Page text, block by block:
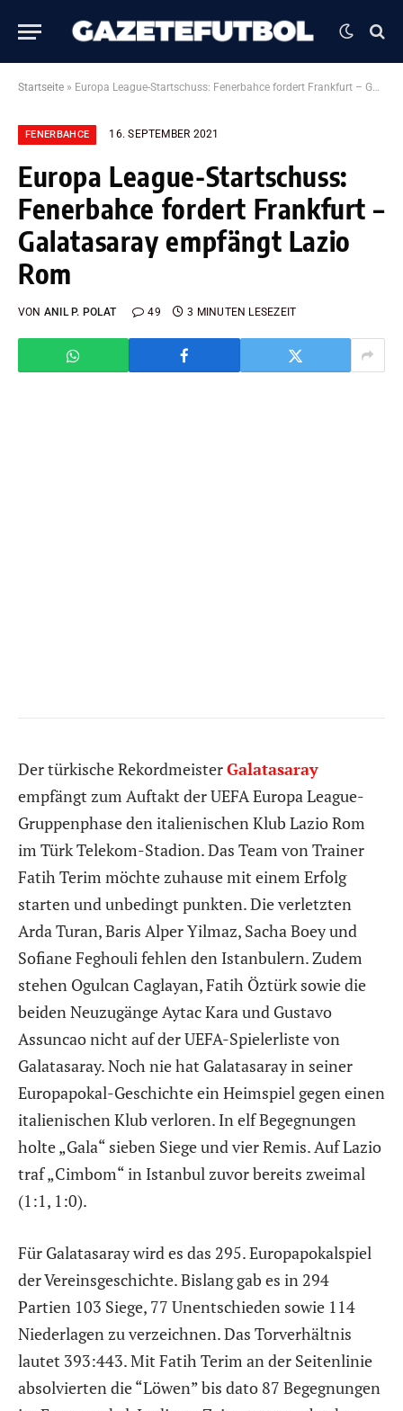
Startseite » Europa League-Startschuss: Fenerbahce fordert Frankfurt – Galatasaray empfängt Lazio Rom
FENERBAHCE 16. SEPTEMBER 2021
Europa League-Startschuss:
Fenerbahce fordert Frankfurt –
Galatasaray empfängt Lazio
Rom
VON ANIL P. POLAT 49 3 MINUTEN LESEZEIT
Der türkische RekordmeisterGalatasaray
empfängt zum Auftakt der UEFA Europa League-
Gruppenphase den italienischen Klub Lazio Rom
im Türk Telekom-Stadion. Das Team von Trainer
Fatih Terim möchte zuhause mit einem Erfolg
starten und unbedingt punkten. Die verletzten
Arda Turan, Baris Alper Yilmaz, Sacha Boey und
Sofiane Feghouli fehlen den Istanbulern. Zudem
stehen Ogulcan Caglayan, Fatih Öztürk sowie die
beiden Neuzugänge Aytac Kara und Gustavo
Assuncao nicht auf der UEFA-Spielerliste von
Galatasaray. Noch nie hat Galatasaray in seiner
Europapokal-Geschichte ein Heimspiel gegen einen
italienischen Klub verloren. In elf Begegnungen
holte „Gala“ sieben Siege und vier Remis. Auf Lazio
traf „Cimbom“ in Istanbul zuvor bereits zweimal
(1:1, 1:0).
Für Galatasaray wird es das 295. Europapokalspiel
der Vereinsgeschichte. Bislang gab es in 294
Partien 103 Siege, 77 Unentschieden sowie 114
Niederlagen zu verzeichnen. Das Torverhältnis
lautet 393:443. Mit Fatih Terim an der Seitenlinie
absolvierten die “Löwen” bis dato 87 Begegnungen